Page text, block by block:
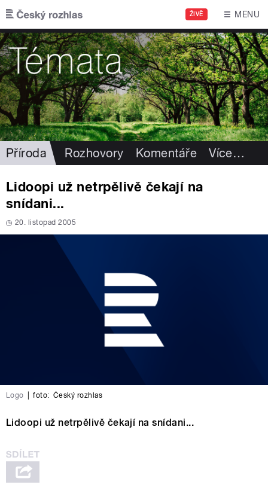
Přejít k hlavnímu obsahu
ŽIVĚ MENU
Příroda Rozhovory Komentáře Více…
Lidoopi už netrpělivě čekají na
snídani...
20. listopad 2005
Logo foto: Český rozhlas
Lidoopi už netrpělivě čekají na snídani...